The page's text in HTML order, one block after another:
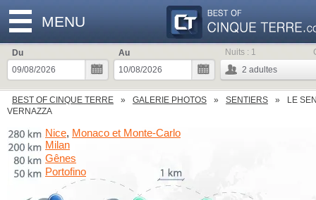
MENU
Du
Au
2 adultes
Nuits : 1
BEST OF CINQUE TERRE GALERIE PHOTOS SENTIERS
LE
VERNAZZA
Gênes
Milan
Nice, Monaco et Monte-Carlo
Portofino